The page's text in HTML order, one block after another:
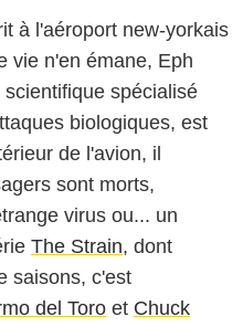
à l'aéroport new-yorkais
vie n'en émane, Eph
scientifique spécialisé
biologiques, est
de l'avion, il
sont morts,
virus ou... un
The Strain, dont
saisons, c'est
del Toro et Chuck